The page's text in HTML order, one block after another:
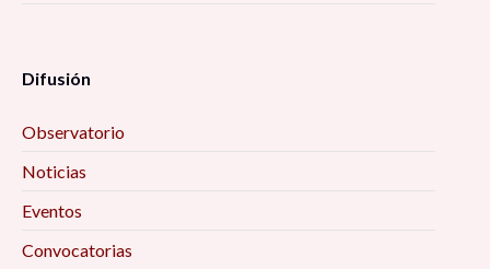
Difusión
Observatorio
Noticias
Eventos
Convocatorias